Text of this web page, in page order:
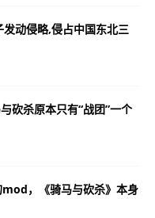
动侵略,侵占中国东北三
砍杀原本只有“战团”一个
，《骑马与砍杀》本身